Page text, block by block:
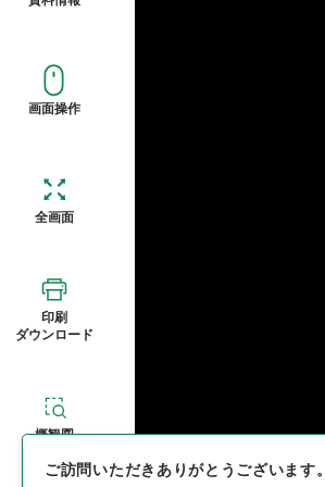
画面操作
全画面
印刷
ダウンロード
概観図
ご訪問いただきありがとうございます。